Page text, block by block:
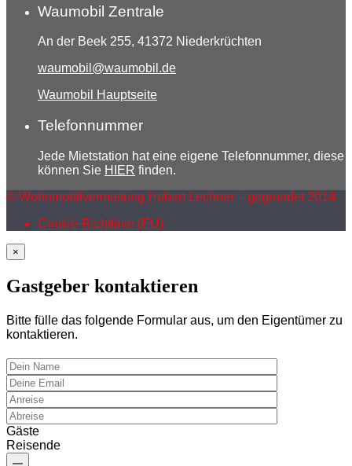
Waumobil Zentrale
An der Beek 255, 41372 Niederkrüchten
waumobil@waumobil.de
Waumobil Hauptseite
Telefonnummer
Jede Mietstation hat eine eigene Telefonnummer, diese
können Sie HIER finden.
© Wohnmobilvermietung Hubert Lechner – gegründet 2014
Cookie-Richtlinie (EU)
×
Gastgeber kontaktieren
Bitte fülle das folgende Formular aus, um den Eigentümer zu
kontaktieren.
Gäste
Reisende